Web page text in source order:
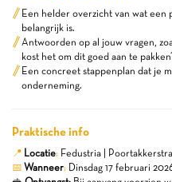
Een helder overzicht van wat
belangrijk is.
Antwoorden op al jouw vragen,
kost het om dit goed aan te
Een concreet stappenplan dat je
onderneming.
Praktische info
📍 Locatie: Fedustria |
📅 Wanneer: Dinsdag 17 februari